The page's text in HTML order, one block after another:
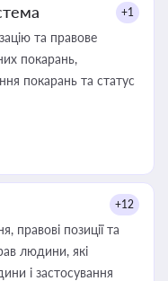
+1
та правове
покарань,
покарань та статус
+12
правові позиції та
людини, які
і застосування